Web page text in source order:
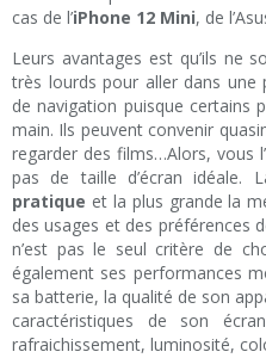
cas de l’iPhone 12 Mini, de
Leurs avantages est qu’ils ne
très lourds pour aller dans une
de navigation puisque certains
main. Ils peuvent convenir
regarder des films…Alors, vous
pas de taille d’écran idéale.
pratique et la plus grande la
des usages et des préférences
n’est pas le seul critère de
également ses performances
sa batterie, la qualité de son
caractéristiques de son
rafraichissement, luminosité,